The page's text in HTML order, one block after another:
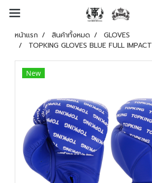
หน้าแรก สินค้าทั้งหมด
GLOVES
TOPKING GLOVES BLUE FULL IMPACT
New